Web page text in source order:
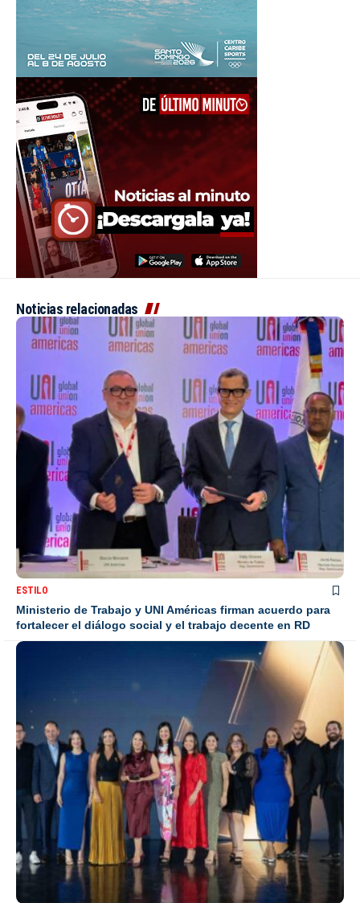
Noticias relacionadas
ESTILO
Ministerio de Trabajo y UNI Américas firman acuerdo para
fortalecer el diálogo social y el trabajo decente en RD